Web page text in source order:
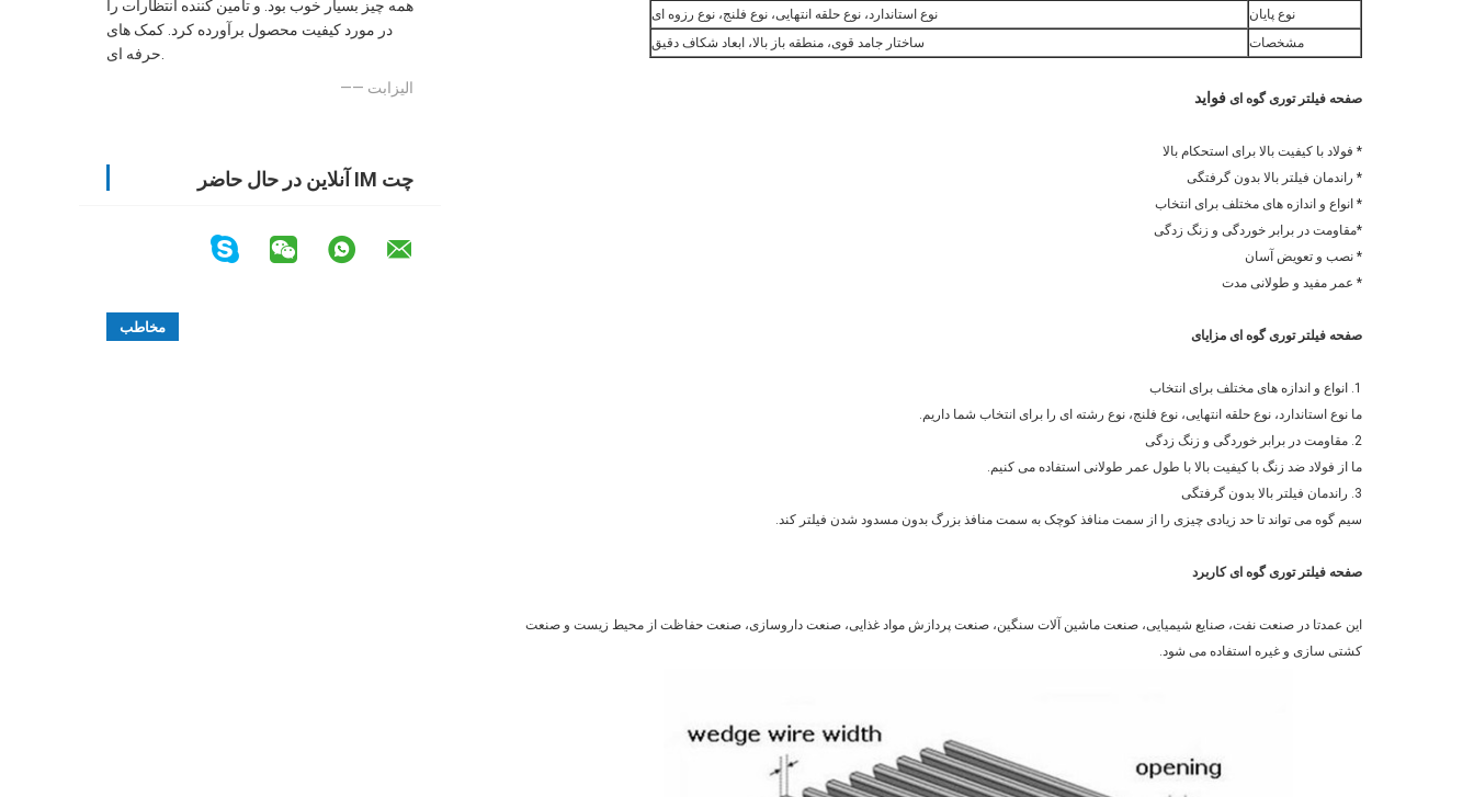
همه چیز بسیار خوب بود. و تامین کننده انتظارات را
در مورد کیفیت محصول برآورده کرد. کمک های
حرفه ای.
—— الیزابت
چت IM آنلاین در حال حاضر
نوع پایان
نوع استاندارد، نوع حلقه انتهایی، نوع فلنج، نوع رزوه ای
مشخصات
ساختار جامد قوی، منطقه باز بالا، ابعاد شکاف دقیق
صفحه فیلتر توری گوه ای فواید
* فولاد با کیفیت بالا برای استحکام بالا
* راندمان فیلتر بالا بدون گرفتگی
* انواع و اندازه های مختلف برای انتخاب
*مقاومت در برابر خوردگی و زنگ زدگی
* نصب و تعویض آسان
* عمر مفید و طولانی مدت
صفحه فیلتر توری گوه ای مزایای
1. انواع و اندازه های مختلف برای انتخاب
ما نوع استاندارد، نوع حلقه انتهایی، نوع فلنج، نوع رشته ای را برای انتخاب شما داریم.
2. مقاومت در برابر خوردگی و زنگ زدگی
ما از فولاد ضد زنگ با کیفیت بالا با طول عمر طولانی استفاده می کنیم.
3. راندمان فیلتر بالا بدون گرفتگی
سیم گوه می تواند تا حد زیادی چیزی را از سمت منافذ کوچک به سمت منافذ بزرگ بدون مسدود شدن فیلتر کند.
صفحه فیلتر توری گوه ایکاربرد
این عمدتا در صنعت نفت، صنایع شیمیایی، صنعت ماشین آلات سنگین، صنعت پردازش مواد غذایی، صنعت داروسازی، صنعت حفاظت از محیط زیست و صنعت
کشتی سازی و غیره استفاده می شود.